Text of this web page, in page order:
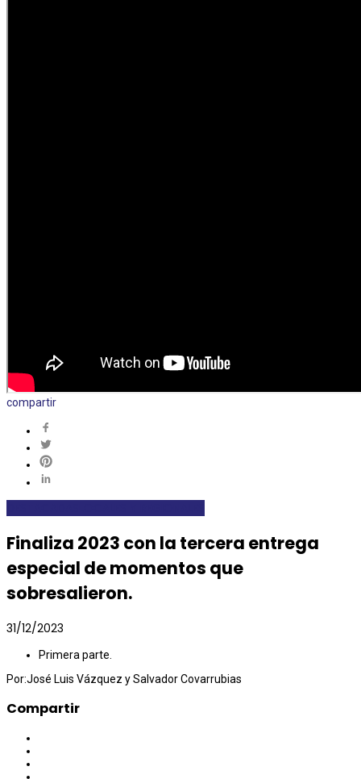
compartir
Finaliza 2023 con la tercera entrega
especial de momentos que
sobresalieron.
31/12/2023
Primera parte.
Por:José Luis Vázquez y Salvador Covarrubias
Compartir